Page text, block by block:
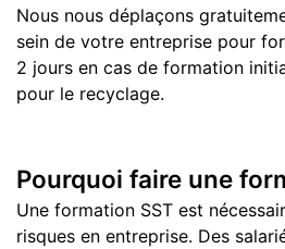
Nous nous déplaçons
sein de votre entreprise pour
2 jours en cas de formation
pour le recyclage.
Pourquoi faire une
Une formation SST est
risques en entreprise. Des